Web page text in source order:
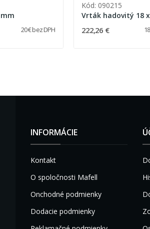
20 € bez DPH
Kód: 090215
Vrták hadovitý 18
222,26 €
INFORMÁCIE
Kontakt
O spoločnosti Mafell
Onchodné podmienky
Dodacie podmienky